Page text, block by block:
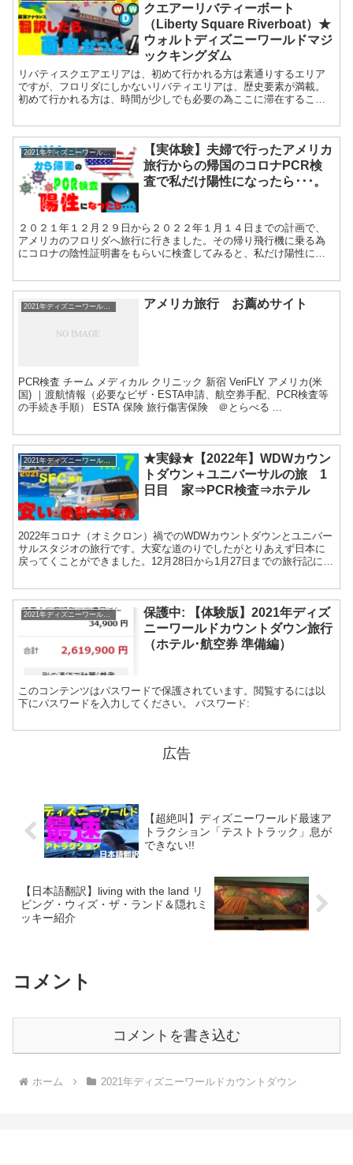
クエアーリバティーボート
（Liberty Square Riverboat）★
ウォルトディズニーワールドマジ
ックキングダム
リバティスクエアエリアは、初めて行かれる方は素通りするエリア
ですが、フロリダにしかないリバティエリアは、歴史要素が満載。
初めて行かれる方は、時間が少しでも必要の為ここに滞在すること
2021年ディズニーワールドカウントダウン
【実体験】夫婦で行ったアメリカ
旅行からの帰国のコロナPCR検
査で私だけ陽性になったら･･･。
２０２１年１２月２９日から２０２２年１月１４日までの計画で、
アメリカのフロリダへ旅行に行きました。その帰り飛行機に乗る為
にコロナの陰性証明書をもらいに検査してみると、私だけ陽性にな
2021年ディズニーワールドカウントダウン アメリカ旅行 お薦めサイト
PCR検査 チーム メディカル クリニック 新宿 VeriFLY アメリカ(米
国) ｜渡航情報（必要なビザ・ESTA申請、航空券手配、PCR検査等
の手続き手順） ESTA 保険 旅行傷害保険 ＠とらべる ...
2021年ディズニーワールドカウントダウン
★実録★【2022年】WDWカウン
トダウン＋ユニバーサルの旅 1
日目 家⇒PCR検査⇒ホテル
2022年コロナ（オミクロン）禍でのWDWカウントダウンとユニバー
サルスタジオの旅行です。大変な道のりでしたがとりあえず日本に
戻ってくことができました。12月28日から1月27日までの旅行記にな
2021年ディズニーワールドカウントダウン
保護中: 【体験版】2021年ディズ
ニーワールドカウントダウン旅行
（ホテル･航空券 準備編）
このコンテンツはパスワードで保護されています。閲覧するには以
下にパスワードを入力してください。 パスワード:
広告
【超絶叫】ディズニーワールド最速ア
トラクション「テストトラック」息が
できない!!
【日本語翻訳】living with the land リ
ビング・ウィズ・ザ・ランド＆隠れミ
ッキー紹介
コメント
コメントを書き込む
ホーム 2021年ディズニーワールドカウントダウン